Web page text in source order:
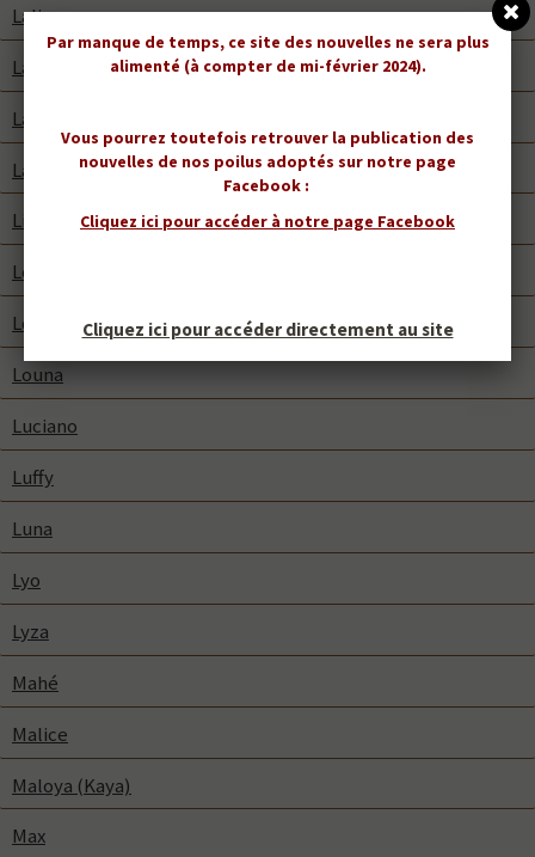
Lalie
Laska
Laska
Lasko
Lilou
Lola
Louloune
Louna
Luciano
Luffy
Luna
Lyo
Lyza
Mahé
Malice
Maloya (Kaya)
Max
Par manque de temps, ce site des nouvelles ne sera plus
alimenté (à compter de mi-février 2024).
Vous pourrez toutefois retrouver la publication des
nouvelles de nos poilus adoptés sur notre page
Facebook :
Cliquez ici pour accéder à notre page Facebook
Cliquez ici pour accéder directement au site